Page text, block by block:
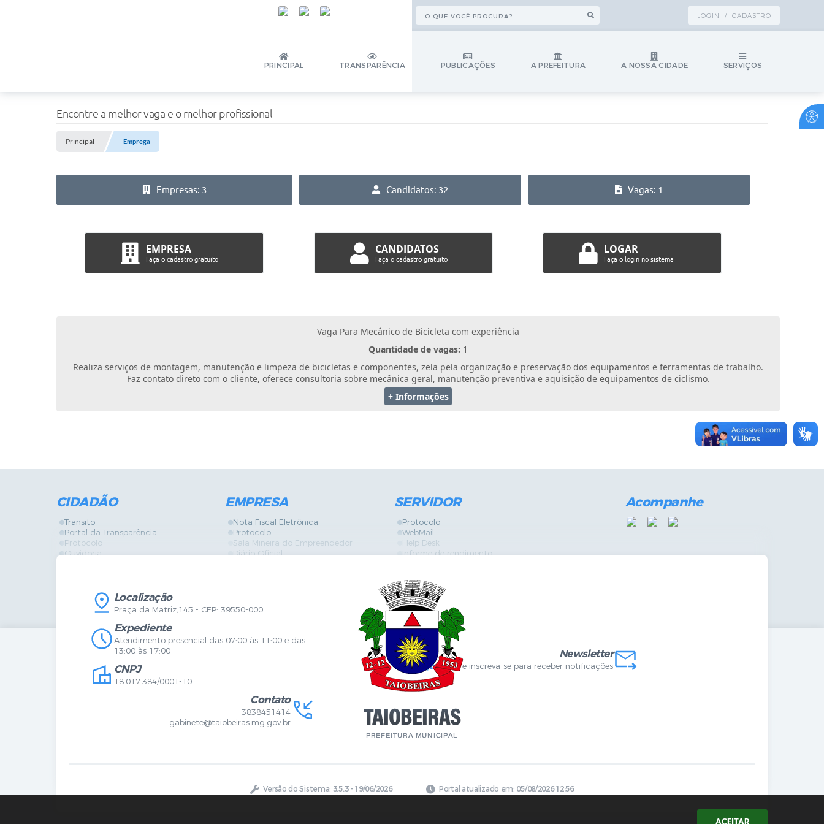
ACEITAR
LOGIN / CADASTRO
PRINCIPAL TRANSPARÊNCIA PUBLICAÇÕES A PREFEITURA A NOSSA CIDADE SERVIÇOS
Encontre a melhor vaga e o melhor profissional
Principal Emprega
Empresas: 3 Candidatos: 32 Vagas: 1
EMPRESA
Faça o cadastro gratuito
CANDIDATOS
Faça o cadastro gratuito
LOGAR
Faça o login no sistema
Vaga Para Mecânico de Bicicleta com experiência
Quantidade de vagas: 1
Realiza serviços de montagem, manutenção e limpeza de bicicletas e componentes, zela pela organização e preservação dos equipamentos e ferramentas de trabalho.
Faz contato direto com o cliente, oferece consultoria sobre mecânica geral, manutenção preventiva e aquisição de equipamentos de ciclismo.
+ Informações
CIDADÃO
Transito
Portal da Transparência
Protocolo
Ouvidoria
Legislação
Diário Oficial
Mapa do Site
Certidões
Agenda de Eventos
Concursos
Telefones Úteis
EMPRESA
Nota Fiscal Eletrônica
Protocolo
Sala Mineira do Empreendedor
Diário Oficial
Serviços Online
Vigilância Sanitária
SERVIDOR
Protocolo
WebMail
Help Desk
Informe de rendimento
GPI
Diário Oficial
Fale com RH
SGDI - Sistema de Gerência de Demandas Internas
Concurso Público e Processo Seletivo
Portal da Atenção Primaria
Acompanhe
Localização
Praça da Matriz,145 - CEP: 39550-000
Expediente
Atendimento presencial das 07:00 às 11:00 e das
13:00 às 17:00
CNPJ
18.017.384/0001-10
Contato
3838451414
gabinete@taiobeiras.mg.gov.br
Newsletter
Clique aquie inscreva-se para receber notificações
Versão do Sistema: 3.5.3 - 19/06/2026 Portal atualizado em: 05/08/2026 12:56